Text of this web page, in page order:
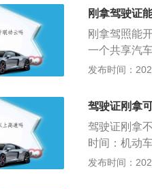
可以选择去
考完科目四
拿到驾照以
要谨慎，一
被注销。在
刚拿驾驶证
刚拿驾照能
一个共享汽
用共享汽车
共享汽车推
共享汽车是
低一些。使
承担民事责
都是自动挡
发布时间：
驾驶证刚拿
驾驶证刚拿
时间：机动
(即驾驶证正
发布时间：